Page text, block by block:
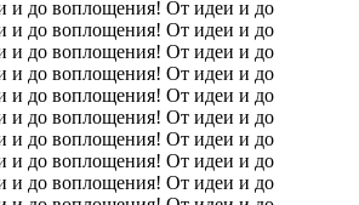
и до воплощения! От идеи и до
и до воплощения! От идеи и до
и до воплощения! От идеи и до
и до воплощения! От идеи и до
и до воплощения! От идеи и до
и до воплощения! От идеи и до
и до воплощения! От идеи и до
и до воплощения! От идеи и до
и до воплощения! От идеи и до